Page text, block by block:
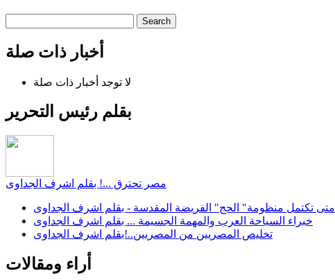
Search
أخبار ذات صلة
لا توجد أخبار ذات صلة
بقلم رئيس التحرير
مصر تحترق ...! بقلم اشرف الجداوى
متى تكتمل منظومة" الحج" الفريضة المقدسة - بقلم اشرف الجداوى
خبراء السياحة العرب والمهمة الجسيمة ... بقلم اشرف الجداوى
تخليص المصريين من المصريين..!بقلم اشرف الجداوى
أراء ومقالات